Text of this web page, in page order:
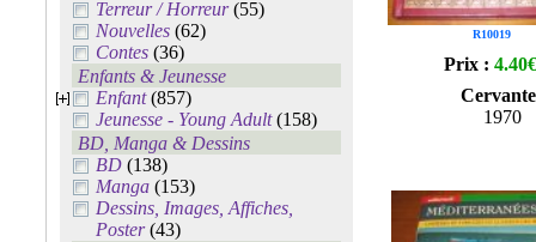
Terreur / Horreur(55)
Nouvelles (62)
Contes (36)
Enfants & Jeunesse
Enfant(857)
Jeunesse - Young Adult(158)
BD, Manga & Dessins
BD (138)
Manga (153)
Dessins, Images, Affiches,
Poster(43)
R10019
Prix : 4.40€
1970